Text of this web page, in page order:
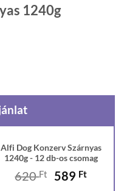
1240g
Alfi Dog Konzerv Szárnyas
1240g - 12 db-os csomag
620Ft
Original
589 Ft